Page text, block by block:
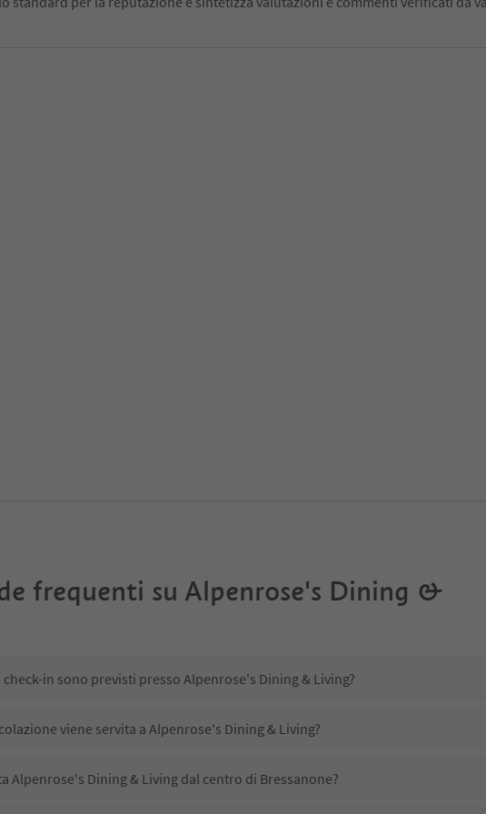
frequenti su Alpenrose's Dining &
check-in sono previsti presso Alpenrose's Dining & Living?
viene servita a Alpenrose's Dining & Living?
Alpenrose's Dining & Living dal centro di Bressanone?